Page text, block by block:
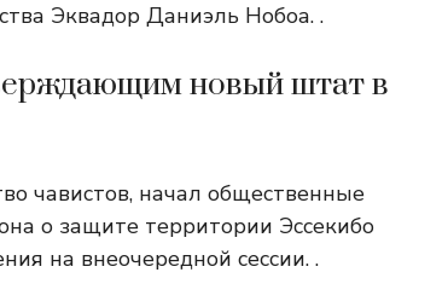
Эквадор Даниэль Нобоа. .
новый штат в
чавистов, начал общественные
о защите территории Эссекибо
на внеочередной сессии. .